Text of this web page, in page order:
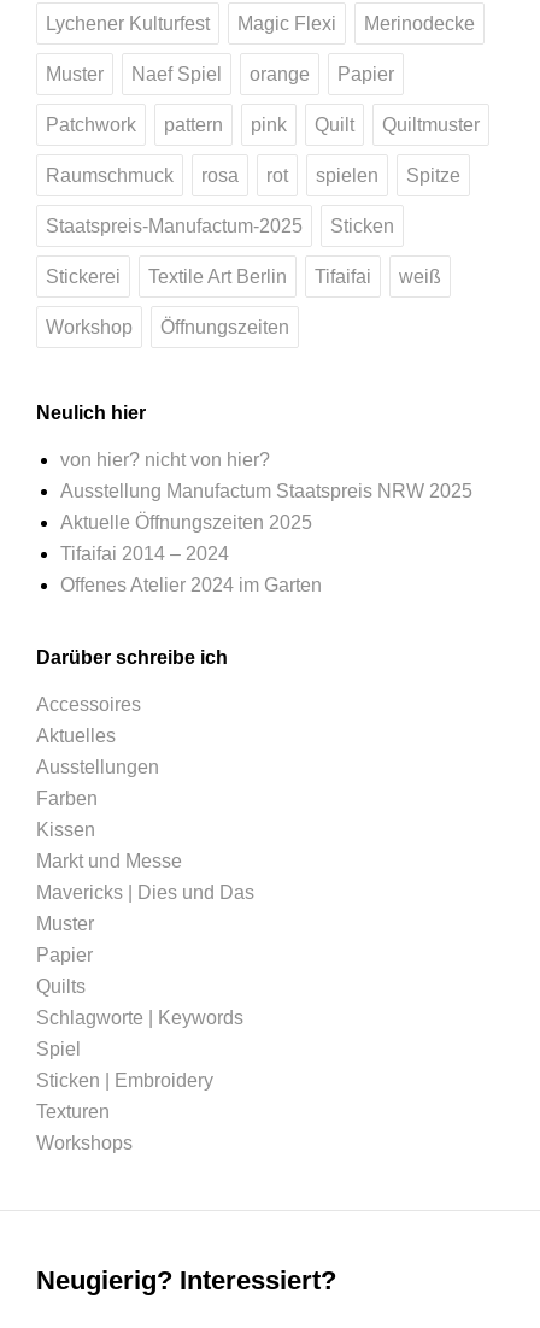
Lychener Kulturfest Magic Flexi Merinodecke
Muster Naef Spiel orange Papier
Patchwork pattern pink Quilt Quiltmuster
Raumschmuck rosa rot spielen Spitze
Staatspreis-Manufactum-2025 Sticken
Stickerei Textile Art Berlin Tifaifai weiß
Workshop Öffnungszeiten
Neulich hier
von hier? nicht von hier?
Ausstellung Manufactum Staatspreis NRW 2025
Aktuelle Öffnungszeiten 2025
Tifaifai 2014 – 2024
Offenes Atelier 2024 im Garten
Darüber schreibe ich
Accessoires
Aktuelles
Ausstellungen
Farben
Kissen
Markt und Messe
Mavericks | Dies und Das
Muster
Papier
Quilts
Schlagworte | Keywords
Spiel
Sticken | Embroidery
Texturen
Workshops
Neugierig? Interessiert?